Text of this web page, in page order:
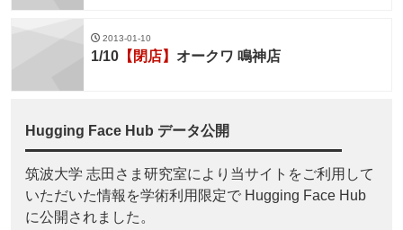
2013-01-10
1/10 【閉店】 オークワ 鳴神店
Hugging Face Hub データ公開
筑波大学 志田さま研究室により当サイトをご利用して
いただいた情報を学術利用限定で Hugging Face Hub
に公開されました。